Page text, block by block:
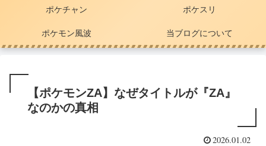
ポケチャン ポケスリ
ポケモン風波 当ブログについて
【ポケモンZA】なぜタイトルが『ZA』
なのかの真相
2026.01.02